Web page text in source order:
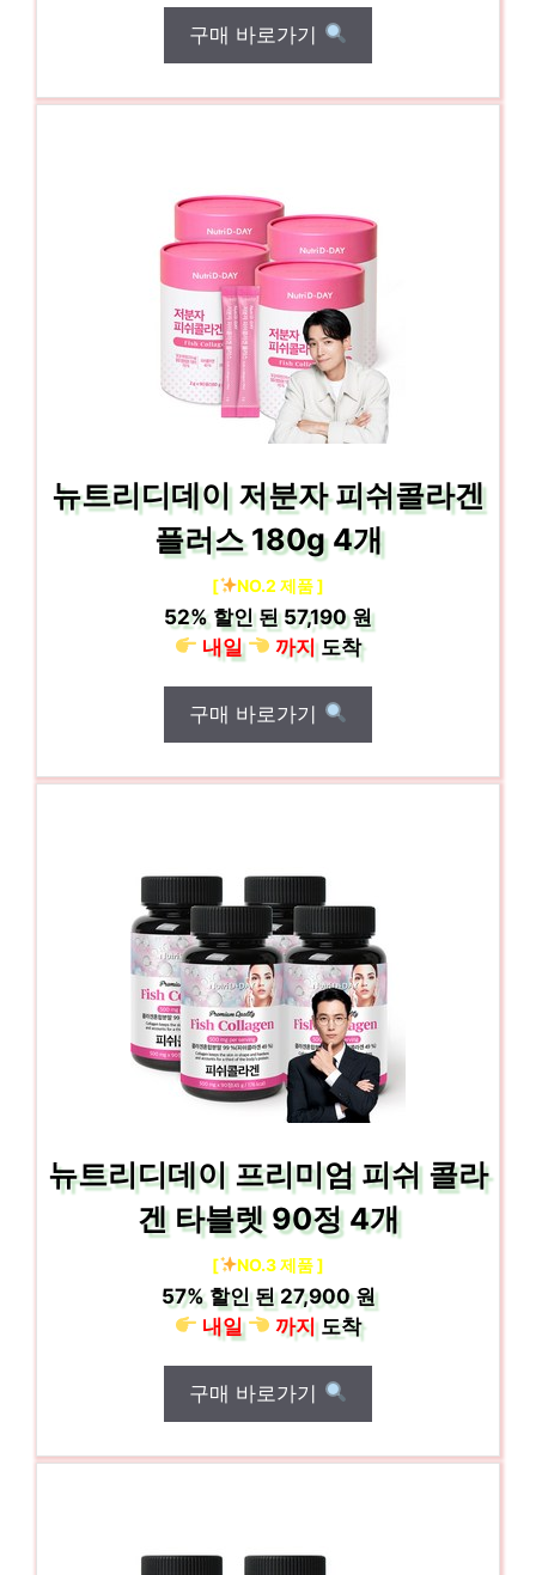
구매 바로가기
뉴트리디데이 저분자 피쉬콜라겐
플러스 180g 4개
[ NO.2 제품 ]
52% 할인 된57,190 원
내일
까지도착
구매 바로가기
뉴트리디데이 프리미엄 피쉬 콜라
겐 타블렛 90정 4개
[ NO.3 제품 ]
57%할인 된27,900 원
내일
까지도착
구매 바로가기